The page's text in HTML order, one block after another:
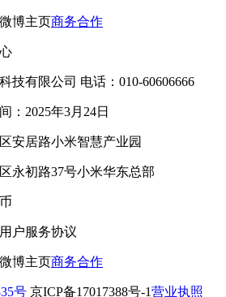
微博主页商务合作
技有限公司 电话：010-60606666
：2025年3月24日
安居路小米智慧产业园
永初路37号小米华东总部
用户服务协议
微博主页商务合作
号 京ICP备17017388号-1营业执照